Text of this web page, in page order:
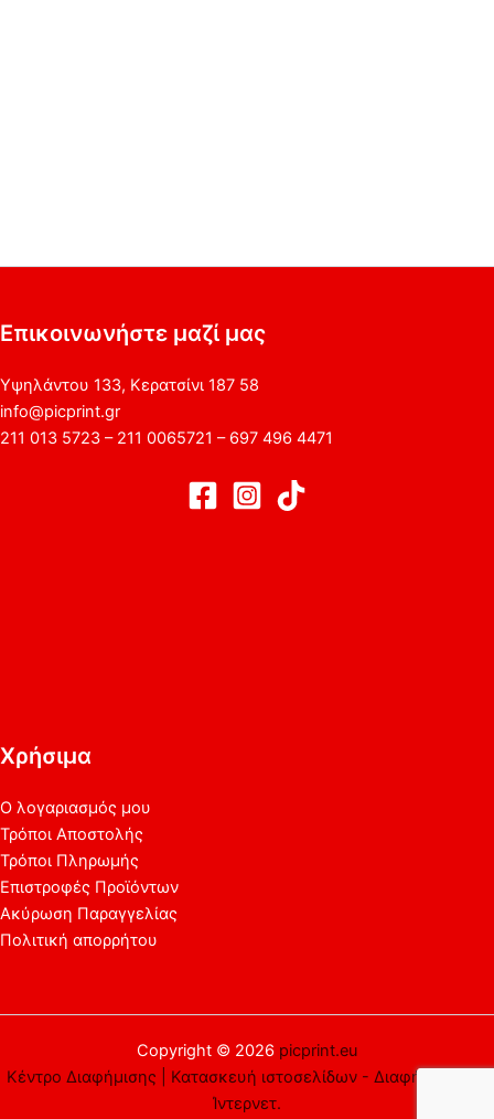
Επικοινωνήστε μαζί μας
Υψηλάντου 133, Κερατσίνι 187 58
info@picprint.gr
211 013 5723 – 211 0065721 – 697 496 4471
Χρήσιμα
Ο λογαριασμός μου
Τρόποι Αποστολής
Τρόποι Πληρωμής
Επιστροφές Προϊόντων
Ακύρωση Παραγγελίας
Πολιτική απορρήτου
Copyright © 2026 picprint.eu
Κέντρο Διαφήμισης | Κατασκευή ιστοσελίδων - Διαφήμιση στο
Ίντερνετ.